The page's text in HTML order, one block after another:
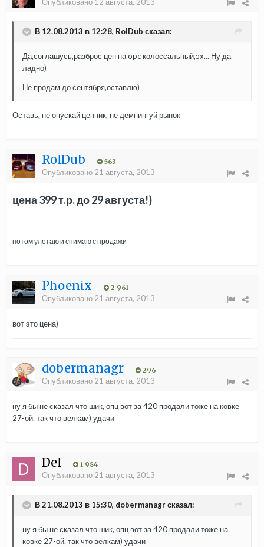
В 12.08.2013 в 12:28, RolDub сказал:
Да,соглашусь,разброс цен на opc колоссальный,эх... Ну да
ладно)
Не продам до сентября,оставлю)
Оставь, не опускай ценник, не демпингуй рынок
RolDub 563
Опубликовано 21 августа, 2013
цена 399 т.р. до 29 августа!)
потом улетаю и снимаю с продажи
Phoenix 2 961
Опубликовано 21 августа, 2013
вот это цена)
dobermanagr 296
Опубликовано 21 августа, 2013
ну я бы не сказал что шик, опц вот за 420 продали тоже на ковке
27-ой. так что велкам) удачи
Del 1 984
Опубликовано 21 августа, 2013
В 21.08.2013 в 15:30, dobermanagr сказал:
ну я бы не сказал что шик, опц вот за 420 продали тоже на
ковке 27-ой. так что велкам) удачи